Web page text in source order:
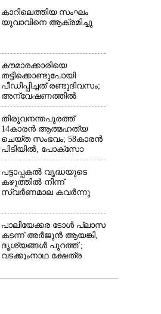
കാറിലെത്തിയ സംഘം
യുവാവിനെ ആക്രമിച്ചു
കൗമാരക്കാരിയെ
തട്ടിക്കൊണ്ടുപോയി
പീഡിപ്പിച്ചത് രണ്ടുദിവസം;
അന്വേഷണത്തിൽ
നിർണായകമായത്
ഓൺലൈൻ ഫുഡ്
ഡെലിവറി
തിരുവനന്തപുരത്ത്
14കാരൻ ആത്മഹത്യ
ചെയ്ത സംഭവം; 58കാരൻ
പിടിയിൽ, പോക്‌സോ
ചുമത്തി അറസ്റ്റ്
പട്ടാപ്പകൽ വൃദ്ധയുടെ
കഴുത്തിൽ നിന്ന്
സ്വർണമാല കവർന്നു
പാലിയേക്കര ടോൾ പ്ലാസ
കടന്ന് അർജുൻ ആയങ്കി,​
ദൃശ്യങ്ങൾ പുറത്ത് ;
വടക്കുംനാഥ ക്ഷേത്ര
ഫേസ്ബുക്ക് പോസ്റ്റ്